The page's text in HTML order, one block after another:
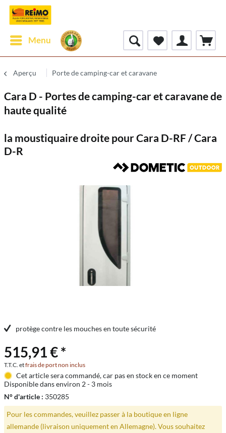
Menu
Aperçu Porte de camping-car et caravane
Cara D - Portes de camping-car et caravane de
haute qualité
la moustiquaire droite pour Cara D-RF / Cara
D-R
protège contre les mouches en toute sécurité
515,91 € *
T.T.C. etfrais de port non inclus
Cet article sera commandé, car pas en stock en ce moment
Disponible dans environ 2 - 3 mois
N° d'article : 350285
Pour les commandes, veuillez passer à la boutique en ligne
allemande (livraison uniquement en Allemagne). Vous souhaitez